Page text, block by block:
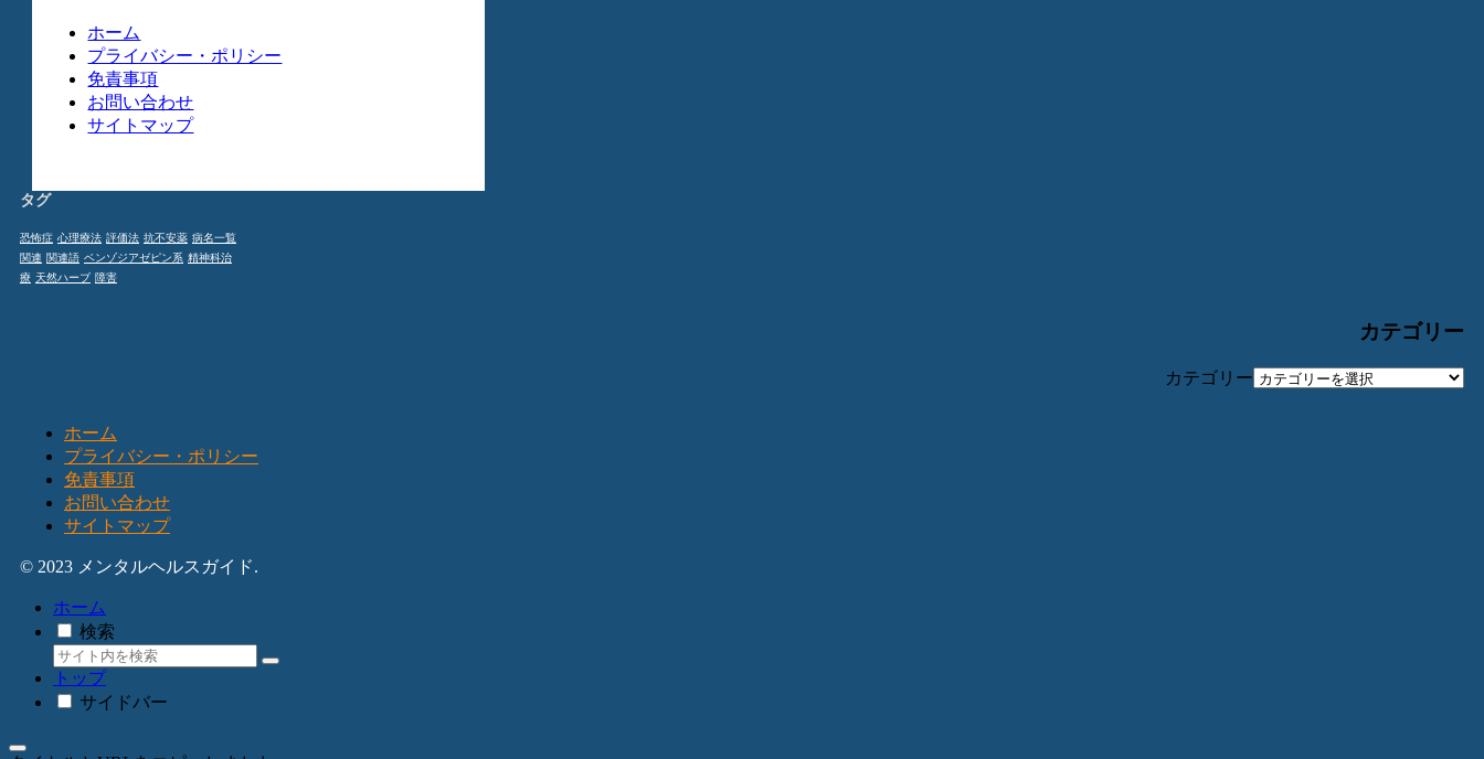
ホーム
プライバシー・ポリシー
免責事項
お問い合わせ
サイトマップ
タグ
恐怖症 心理療法 評価法 抗不安薬 病名一覧
関連 関連語 ベンゾジアゼピン系 精神科治
療 天然ハーブ 障害
カテゴリー
カテゴリー
ホーム
プライバシー・ポリシー
免責事項
お問い合わせ
サイトマップ
© 2023 メンタルヘルスガイド.
ホーム
検索
トップ
サイドバー